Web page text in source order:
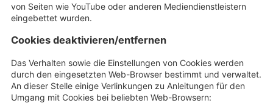
von Seiten wie YouTube oder anderen Mediendienstleistern
eingebettet wurden.
Cookies deaktivieren/entfernen
Das Verhalten sowie die Einstellungen von Cookies werden
durch den eingesetzten Web-Browser bestimmt und verwaltet.
An dieser Stelle einige Verlinkungen zu Anleitungen für den
Umgang mit Cookies bei beliebten Web-Browsern: